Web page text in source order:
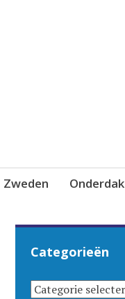
Zweden Onderdak
Categorieën
CATEGORIEËN